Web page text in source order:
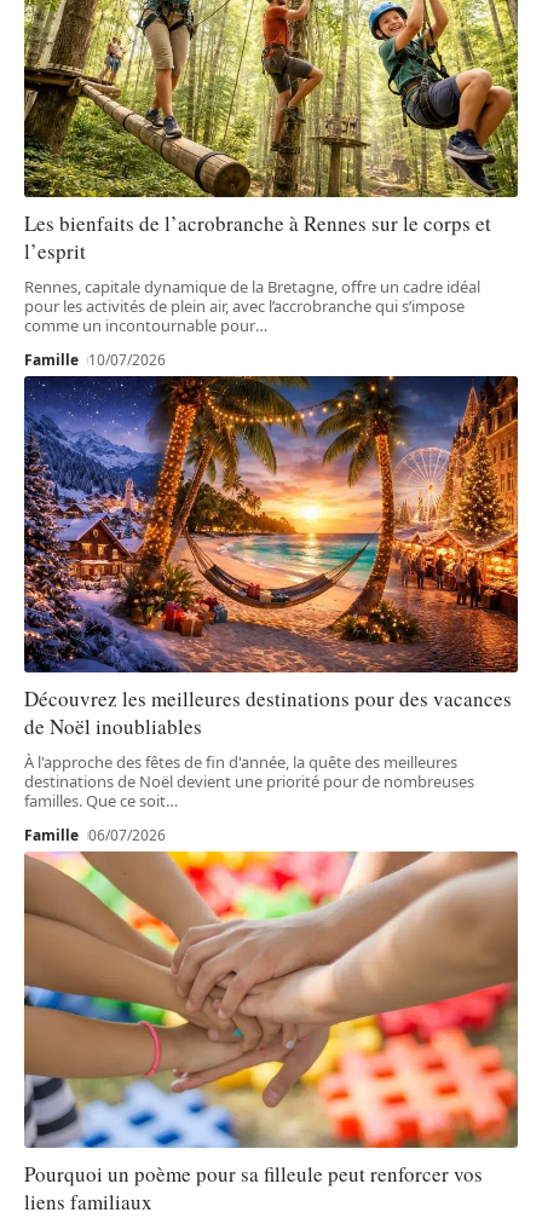
Les bienfaits de l’acrobranche à Rennes sur le corps et
l’esprit
Rennes, capitale dynamique de la Bretagne, offre un cadre idéal
pour les activités de plein air, avec l’accrobranche qui s’impose
comme un incontournable pour…
Famille 10/07/2026
Découvrez les meilleures destinations pour des vacances
de Noël inoubliables
À l'approche des fêtes de fin d'année, la quête des meilleures
destinations de Noël devient une priorité pour de nombreuses
familles. Que ce soit…
Famille 06/07/2026
Pourquoi un poème pour sa filleule peut renforcer vos
liens familiaux